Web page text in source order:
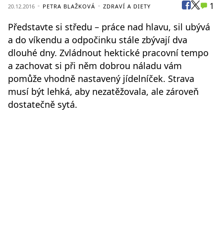
20.12.2016 PETRA BLAŽKOVÁ ZDRAVÍ A DIETY 1
Představte si středu – práce nad hlavu, sil ubývá
a do víkendu a odpočinku stále zbývají dva
dlouhé dny. Zvládnout hektické pracovní tempo
a zachovat si při něm dobrou náladu vám
pomůže vhodně nastavený jídelníček. Strava
musí být lehká, aby nezatěžovala, ale zároveň
dostatečně sytá.